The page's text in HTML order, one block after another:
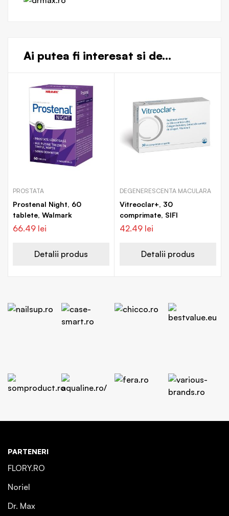
Ai putea fi interesat si de...
PROSTATA
Prostenal Night, 60
tablete, Walmark
66.49 lei
Detalii produs
DEGENERESCENTA MACULARA
Vitreoclar+, 30
comprimate, SIFI
42.49 lei
Detalii produs
PARTENERI
FLORY.RO
Noriel
Dr. Max